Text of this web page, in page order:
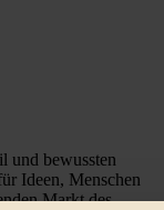
und bewussten
Ideen, Menschen
Markt des